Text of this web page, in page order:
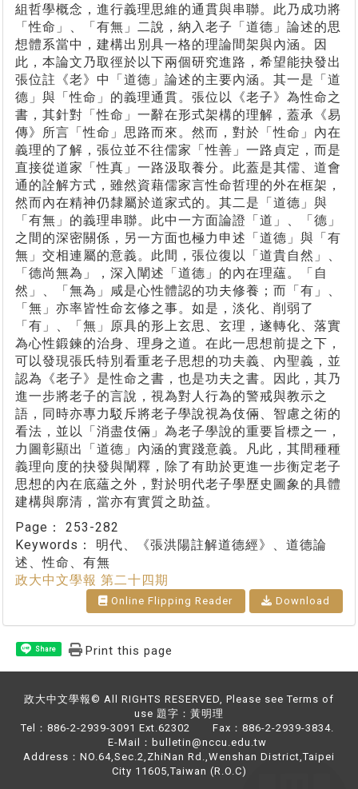
組哲學概念，進行義理思維的通貫與串聯。此乃成功將
「性命」、「有無」二說，納入老子「道德」論述的思
想體系當中，建構出別具一格的理論間架與內涵。因
此，本論文乃取徑於以下兩個研究進路，希望能抉發出
張位註《老》中「道德」論述的主要內涵。其一是「道
德」與「性命」的義理通貫。張位以《老子》為性命之
書，其針對「性命」一辭在形式架構的理解，蓋承《易
傳》所言「性命」思路而來。然而，對於「性命」內在
義理的了解，張位並不往儒家「性善」一路貞定，而是
直接從道家「性真」一路汲取養分。此蓋是其儒、道會
通的詮解方式，雖然資藉儒家言性命哲理的外在框架，
然而內在精神仍隸屬於道家式的。其二是「道德」與
「有無」的義理串聯。此中一方面論證「道」、「德」
之間的深密關係，另一方面也極力申述「道德」與「有
無」交相連屬的意義。此間，張位復以「道貴自然」、
「德尚無為」，深入闡述「道德」的內在理蘊。「自
然」、「無為」咸是心性體認的功夫修養；而「有」、
「無」亦率皆性命玄修之事。如是，淡化、削弱了
「有」、「無」原具的形上玄思、玄理，遂轉化、落實
為心性鍛鍊的治身、理身之道。在此一思想前提之下，
可以發現張氏特別看重老子思想的功夫義、內聖義，並
認為《老子》是性命之書，也是功夫之書。因此，其乃
進一步將老子的言說，視為對人行為的警戒與教示之
語，同時亦專力駁斥將老子學說視為伎倆、智慮之術的
看法，並以「消盡伎倆」為老子學說的重要旨標之一，
力圖彰顯出「道德」內涵的實踐意義。凡此，其間種種
義理向度的抉發與闡釋，除了有助於更進一步衡定老子
思想的內在底蘊之外，對於明代老子學歷史圖象的具體
建構與廓清，當亦有實質之助益。
Page： 253-282
Keywords： 明代、《張洪陽註解道德經》、道德論
述、性命、有無
政大中文學報 第二十四期
Online Flipping Reader Download
Share Print this page
政大中文學報© All RIGHTS RESERVED, Please see Terms of
use 題字：黃明理
Tel：886-2-2939-3091 Ext.62302 Fax：886-2-2939-3834.
E-Mail：bulletin@nccu.edu.tw
Address：NO.64,Sec.2,ZhiNan Rd.,Wenshan District,Taipei
City 11605,Taiwan (R.O.C)